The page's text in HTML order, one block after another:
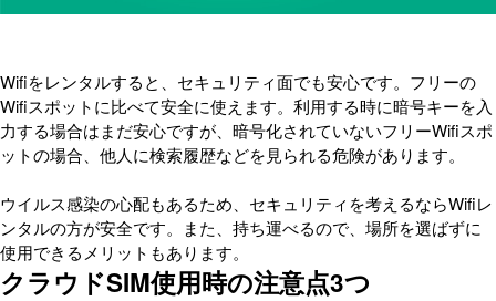
Wifiをレンタルすると、セキュリティ面でも安心です。フリーの
Wifiスポットに比べて安全に使えます。利用する時に暗号キーを入
力する場合はまだ安心ですが、暗号化されていないフリーWifiスポ
ットの場合、他人に検索履歴などを見られる危険があります。
ウイルス感染の心配もあるため、セキュリティを考えるならWifiレ
ンタルの方が安全です。また、持ち運べるので、場所を選ばずに
使用できるメリットもあります。
クラウドSIM使用時の注意点3つ